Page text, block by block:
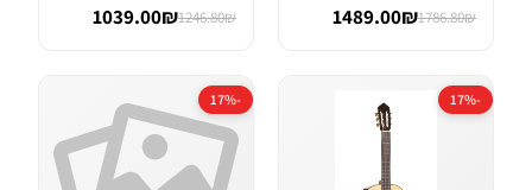
1786.80₪
1489.00₪
1246.80₪
1039.00₪
-17%
-17%